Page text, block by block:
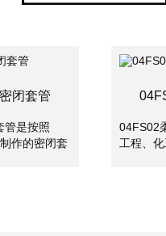
闭套管
管是按照
作的密闭套
04FS02
工程、